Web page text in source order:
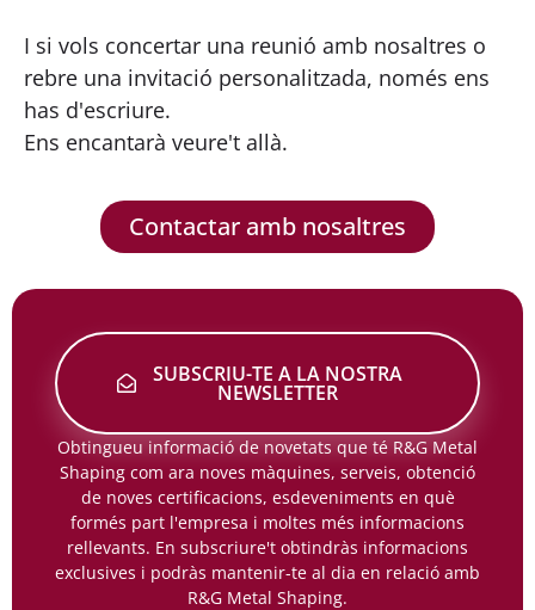
I si vols concertar una reunió amb nosaltres o
rebre una invitació personalitzada, només ens
has d'escriure.
Ens encantarà veure't allà.
Contactar amb nosaltres
SUBSCRIU-TE A LA NOSTRA
NEWSLETTER
Obtingueu informació de novetats que té R&G Metal
Shaping com ara noves màquines, serveis, obtenció
de noves certificacions, esdeveniments en què
formés part l'empresa i moltes més informacions
rellevants. En subscriure't obtindràs informacions
exclusives i podràs mantenir-te al dia en relació amb
R&G Metal Shaping.